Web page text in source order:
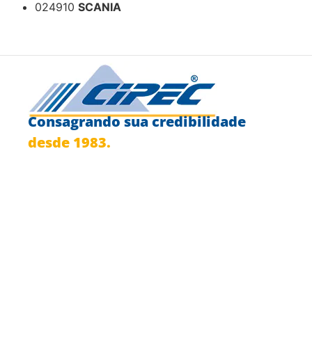
024910 SCANIA
Consagrando sua credibilidade
desde 1983.